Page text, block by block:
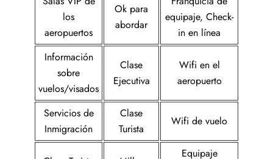
los
aeropuertos
Ok para
abordar
equipaje, Check-
in en línea
Información
sobre
vuelos/visados
Clase
Ejecutiva
Wifi en el
aeropuerto
Servicios de
Inmigración
Clase
Turista
Wifi de vuelo
Equipaje